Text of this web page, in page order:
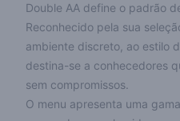
Double AA define o padrão
Reconhecido pela sua
ambiente discreto, ao estilo
destina-se a conhecedores
sem compromissos.
O menu apresenta uma